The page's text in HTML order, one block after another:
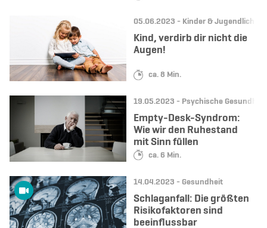
Datum:
05.06.2023 - Kategorie:
Kinder & Jugendliche
Lesedauer:
ca. 8 Min.
Kind, verdirb dir nicht die
Augen!
Datum:
19.05.2023 - Kategorie:
Psychische Gesundheit
Lesedauer:
ca. 6 Min.
Empty-Desk-Syndrom:
Wie wir den Ruhestand
mit Sinn füllen
Datum:
14.04.2023 - Kategorie:
Gesundheit
Schlaganfall: Die größten
Risikofaktoren sind
beeinflussbar